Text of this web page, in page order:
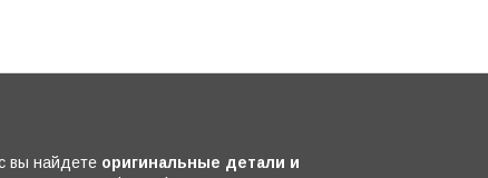
вы найдете оригинальные детали и